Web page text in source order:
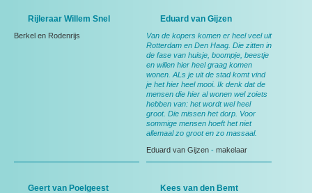
Rijleraar Willem Snel
Berkel en Rodenrijs
Eduard van Gijzen
Van de kopers komen er heel veel uit
Rotterdam en Den Haag. Die zitten in
de fase van huisje, boompje, beestje
en willen hier heel graag komen
wonen. ALs je uit de stad komt vind
je het hier heel mooi. Ik denk dat de
mensen die hier al wonen wel zoiets
hebben van: het wordt wel heel
groot. Die missen het dorp. Voor
sommige mensen hoeft het niet
allemaal zo groot en zo massaal.
Eduard van Gijzen - makelaar
Geert van Poelgeest Kees van den Bemt